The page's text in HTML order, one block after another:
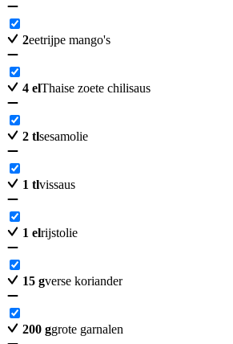
2eetrijpe mango's
4 elThaise zoete chilisaus
2 tlsesamolie
1 tlvissaus
1 elrijstolie
15 gverse koriander
200 ggrote garnalen